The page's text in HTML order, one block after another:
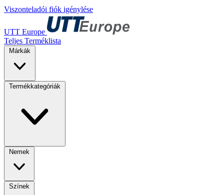
Viszonteladói fiók igénylése
UTT Europe
Teljes Terméklista
Márkák
Termékkategóriák
Nemek
Színek